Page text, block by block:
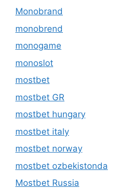
Monobrand
monobrend
monogame
monoslot
mostbet
mostbet GR
mostbet hungary
mostbet italy
mostbet norway
mostbet ozbekistonda
Mostbet Russia